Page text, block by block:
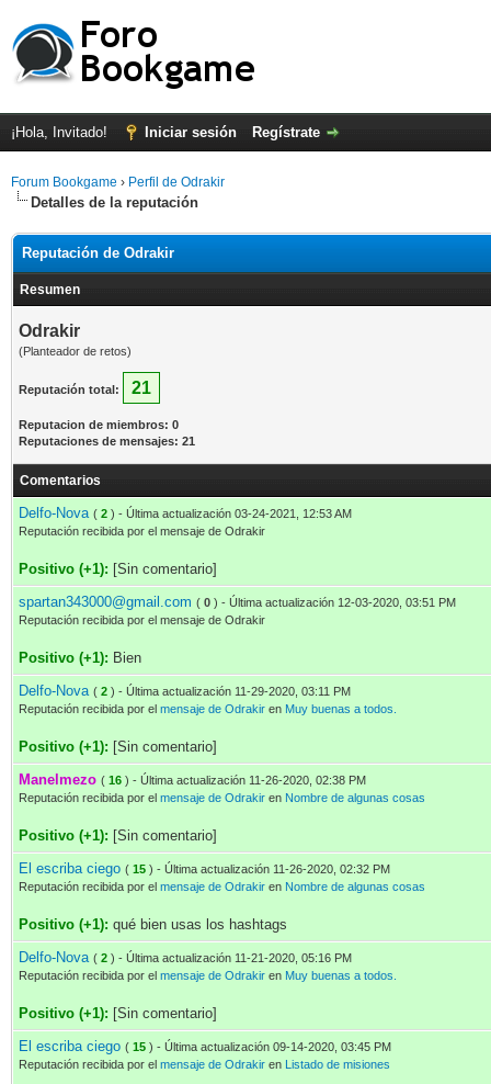
¡Hola, Invitado! Iniciar sesión Regístrate
Forum Bookgame › Perfil de Odrakir
Detalles de la reputación
Reputación de Odrakir
Resumen
Odrakir
(Planteador de retos)
Reputación total: 21
Reputacion de miembros: 0
Reputaciones de mensajes: 21
Comentarios
Delfo-Nova ( 2 ) - Última actualización 03-24-2021, 12:53 AM
Reputación recibida por el mensaje de Odrakir
Positivo (+1): [Sin comentario]
spartan343000@gmail.com ( 0 ) - Última actualización 12-03-2020, 03:51 PM
Reputación recibida por el mensaje de Odrakir
Positivo (+1): Bien
Delfo-Nova ( 2 ) - Última actualización 11-29-2020, 03:11 PM
Reputación recibida por el mensaje de Odrakir en Muy buenas a todos.
Positivo (+1): [Sin comentario]
Manelmezo ( 16 ) - Última actualización 11-26-2020, 02:38 PM
Reputación recibida por el mensaje de Odrakir en Nombre de algunas cosas
Positivo (+1): [Sin comentario]
El escriba ciego ( 15 ) - Última actualización 11-26-2020, 02:32 PM
Reputación recibida por el mensaje de Odrakir en Nombre de algunas cosas
Positivo (+1): qué bien usas los hashtags
Delfo-Nova ( 2 ) - Última actualización 11-21-2020, 05:16 PM
Reputación recibida por el mensaje de Odrakir en Muy buenas a todos.
Positivo (+1): [Sin comentario]
El escriba ciego ( 15 ) - Última actualización 09-14-2020, 03:45 PM
Reputación recibida por el mensaje de Odrakir en Listado de misiones